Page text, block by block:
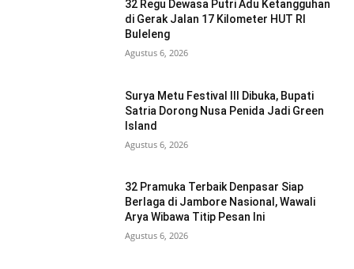
32 Regu Dewasa Putri Adu Ketangguhan
di Gerak Jalan 17 Kilometer HUT RI
Buleleng
Agustus 6, 2026
Surya Metu Festival III Dibuka, Bupati
Satria Dorong Nusa Penida Jadi Green
Island
Agustus 6, 2026
32 Pramuka Terbaik Denpasar Siap
Berlaga di Jambore Nasional, Wawali
Arya Wibawa Titip Pesan Ini
Agustus 6, 2026